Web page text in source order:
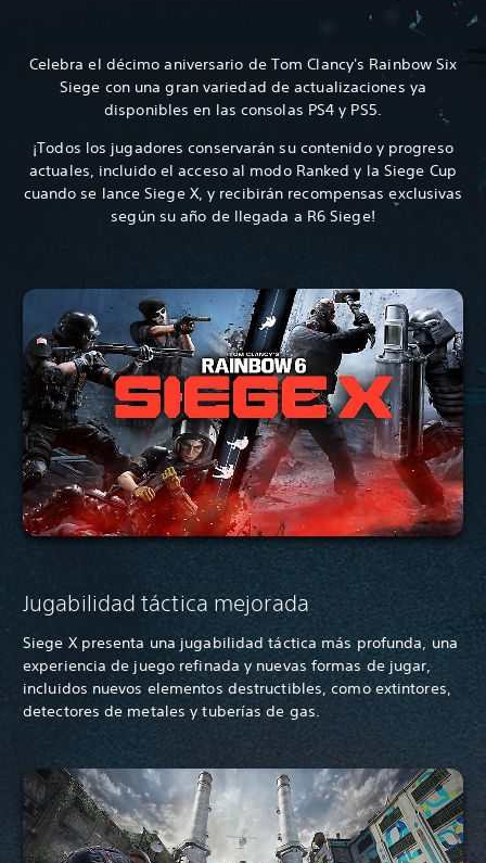
Celebra el décimo aniversario de Tom Clancy's Rainbow Six
Siege con una gran variedad de actualizaciones ya
disponibles en las consolas PS4 y PS5.
¡Todos los jugadores conservarán su contenido y progreso
actuales, incluido el acceso al modo Ranked y la Siege Cup
cuando se lance Siege X, y recibirán recompensas exclusivas
según su año de llegada a R6 Siege!
Jugabilidad táctica mejorada
Siege X presenta una jugabilidad táctica más profunda, una
experiencia de juego refinada y nuevas formas de jugar,
incluidos nuevos elementos destructibles, como extintores,
detectores de metales y tuberías de gas.